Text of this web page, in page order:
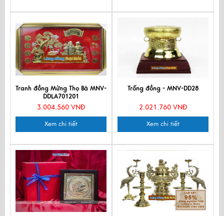
Tranh đồng Mừng Thọ Bà MNV-
DDLA701201
3.004.560 VNĐ
Xem chi tiết
Trống đồng - MNV-DD28
2.021.760 VNĐ
Xem chi tiết